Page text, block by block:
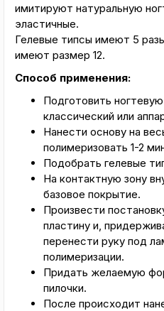
имитируют натуральную
эластичные.
Гелевые типсы имеют 5
имеют размер 12.
Способ применения:
Подготовить
классический или
Нанести основу на
полимеризовать 1-2
Подобрать гелевые
На контактную зону
базовое покрытие.
Произвести
пластину и,
перенести руку под
полимеризации.
Придать желаемую
пилочки.
После происходит